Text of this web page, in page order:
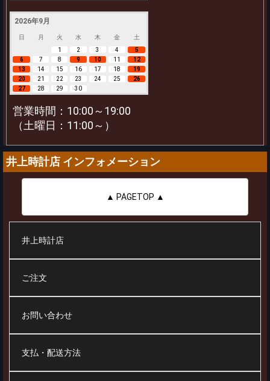
2026年9月
日 月 火 水 木 金
土
1
2 3 4
5
6
7 8 9 10 11
12
13
14 15 16 17 18
19
20
21 22 23 24 25
26
27
28 29 30
営業時間：10:00～19:00
（土曜日：11:00～）
井上時計店 インフォメーション
▲ PAGETOP ▲
井上時計店
ご注文
お問い合わせ
支払・配送方法